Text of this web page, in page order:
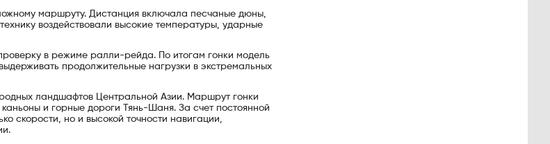
маршруту. Дистанция включала песчаные дюны,
воздействовали высокие температуры, ударные
в режиме ралли-рейда. По итогам гонки модель
продолжительные нагрузки в экстремальных
ландшафтов Центральной Азии. Маршрут гонки
и горные дороги Тянь-Шаня. За счет постоянной
скорости, но и высокой точности навигации,